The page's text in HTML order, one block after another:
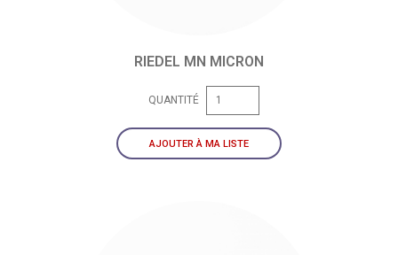
RIEDEL MN MICRON
QUANTITÉ
AJOUTER À MA LISTE